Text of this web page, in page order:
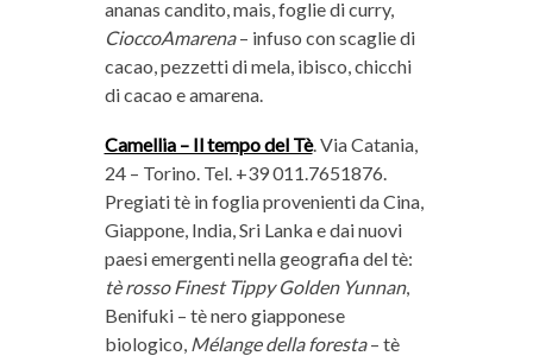
ananas candito, mais, foglie di curry,
CioccoAmarena– infuso con scaglie di
cacao, pezzetti di mela, ibisco, chicchi
di cacao e amarena.
Camellia – Il tempo del Tè. Via Catania,
24 – Torino. Tel. +39 011.7651876.
Pregiati tè in foglia provenienti da Cina,
Giappone, India, Sri Lanka e dai nuovi
paesi emergenti nella geografia del tè:
tè rosso Finest Tippy Golden Yunnan,
Benifuki – tè nero giapponese
biologico, Mélange della foresta– tè